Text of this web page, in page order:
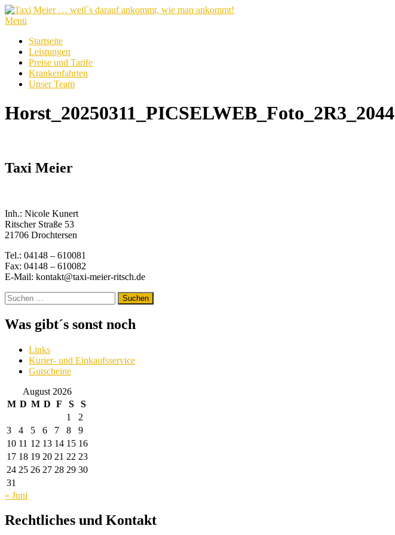
Zum
Inhalt
Menü
Startseite
Leistungen
Preise und Tarife
Krankenfahrten
Unser Team
Horst_20250311_PICSELWEB_Foto_2R3_2044
Taxi Meier
Inh.: Nicole Kunert
Ritscher Straße 53
21706 Drochtersen
Tel.: 04148 – 610081
Fax: 04148 – 610082
E-Mail: kontakt@taxi-meier-ritsch.de
Suchen
nach:
Was gibt´s sonst noch
Links
Kurier- und Einkaufsservice
Gutscheine
August 2026
M D M D F S
S
1
2
3
4 5 6 7 8
9
10 11 12 13 14 15 16
17 18 19 20 21 22 23
24 25 26 27 28 29 30
31
« Juni
Rechtliches und Kontakt